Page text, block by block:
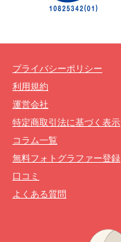
プライバシーポリシー
利用規約
運営会社
特定商取引法に基づく表示
コラム一覧
無料フォトグラファー登録
口コミ
よくある質問